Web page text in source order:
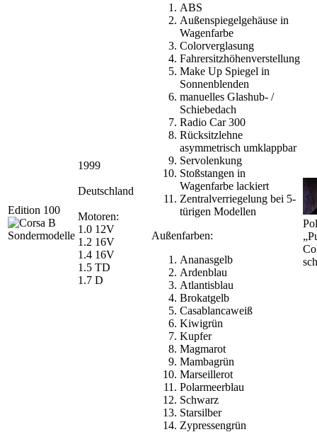
Edition 100
1999
Deutschland
Motoren:
1.0 12V
1.2 16V
1.4 16V
1.5 TD
1.7 D
ABS
Außenspiegelgehäuse in
Wagenfarbe
Colorverglasung
Fahrersitzhöhenverstellung
Make Up Spiegel in
Sonnenblenden
manuelles Glashub- /
Schiebedach
Radio Car 300
Rücksitzlehne
asymmetrisch umklappbar
Servolenkung
Stoßstangen in
Wagenfarbe lackiert
Zentralverriegelung bei 5-
türigen Modellen
Außenfarben:
Ananasgelb
Ardenblau
Atlantisblau
Brokatgelb
Casablancaweiß
Kiwigrün
Kupfer
Magmarot
Mambagrün
Marseillerot
Polarmeerblau
Schwarz
Starsilber
Zypressengrün